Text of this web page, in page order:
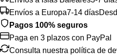
Envíos a Europa7-14 días
Pagos 100% seguros
Paga en 3 plazos con PayPal
Consulta nuestra política de